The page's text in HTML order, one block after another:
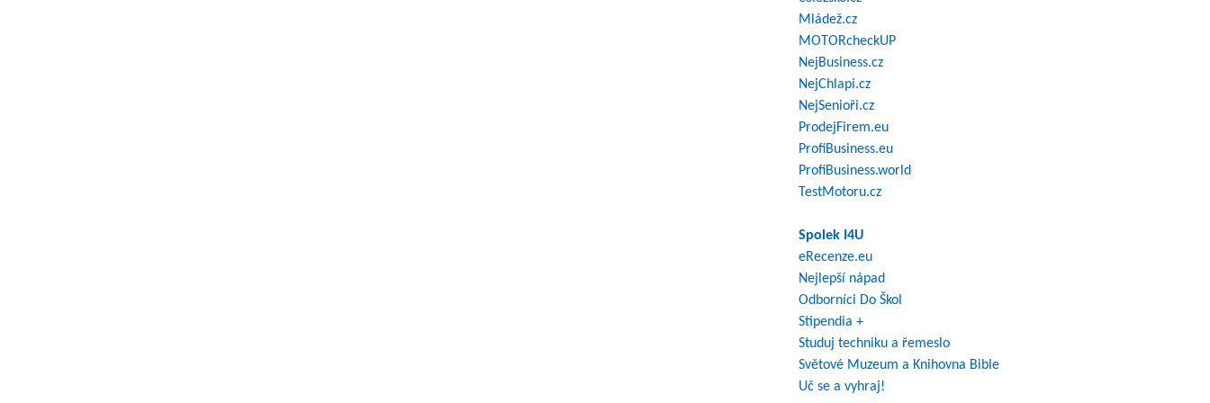
Mládež.cz
MOTORcheckUP
NejBusiness.cz
NejChlapi.cz
NejSenioři.cz
ProdejFirem.eu
ProfiBusiness.eu
ProfiBusiness.world
TestMotoru.cz
Spolek I4U
eRecenze.eu
Nejlepší nápad
Odborníci Do Škol
Stipendia +
Studuj techniku a řemeslo
Světové Muzeum a Knihovna Bible
Uč se a vyhraj!